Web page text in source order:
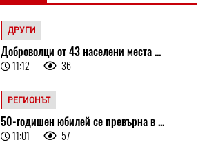
ДРУГИ
Доброволци от 43 населени места ...
11:12 36
РЕГИОНЪТ
50-годишен юбилей се превърна в ...
11:01 57